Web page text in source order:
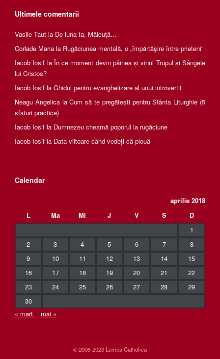
Ultimele comentarii
Vasile Taut la De luna ta, Măicuţă…
Corlade Maria la Rugăciunea mentală, o „împărtăşire între prieteni”
Iacob Iosif la În ce moment devin pâinea și vinul Trupul și Sângele
lui Cristos?
Iacob Iosif la Ghidul pentru evanghelizare al unui introvertit
Neagu AngelicalaCum să te pregătești pentru Sfânta Liturghie (5
sfaturi practice)
Iacob Iosif la Dumnezeu cheamă poporul la rugăciune
Iacob Iosif la Data viitoare când vedeți că plouă
Calendar
aprilie 2018
L
Ma Mi J V S
D
1
2
3 4 5 6 7
8
9
10 11 12 13 14
15
16
17 18 19 20 21
22
23
24 25 26 27 28
29
30
« mart.
mai »
© 2006-2023 Lumea Catholica